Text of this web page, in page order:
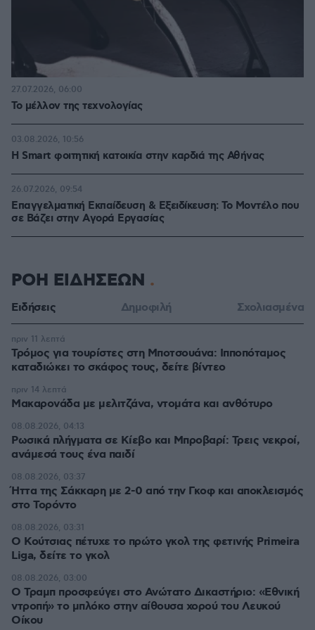
Το μέλλον της τεχνολογίας
27.07.2026, 06:00
Η Smart φοιτητική κατοικία στην καρδιά της Αθήνας
03.08.2026, 10:56
Επαγγελματική Εκπαίδευση & Εξειδίκευση: Το Mοντέλο που
σε Bάζει στην Aγορά Eργασίας
26.07.2026, 09:54
ΡΟΗ ΕΙΔΗΣΕΩΝ
Ειδήσεις Δημοφιλή Σχολιασμένα
Τρόμος για τουρίστες στη Μποτσουάνα: Ιπποπόταμος
καταδιώκει το σκάφος τους, δείτε βίντεο
πριν 11 λεπτά
Μακαρονάδα με μελιτζάνα, ντομάτα και ανθότυρο
πριν 14 λεπτά
Ρωσικά πλήγματα σε Κίεβο και Μπροβαρί: Τρεις νεκροί,
ανάμεσά τους ένα παιδί
08.08.2026, 04:13
Ήττα της Σάκκαρη με 2-0 από την Γκοφ και αποκλεισμός
στο Τορόντο
08.08.2026, 03:37
Ο Κούτσιας πέτυχε το πρώτο γκολ της φετινής Primeira
Liga, δείτε το γκολ
08.08.2026, 03:31
Ο Τραμπ προσφεύγει στο Ανώτατο Δικαστήριο: «Εθνική
ντροπή» το μπλόκο στην αίθουσα χορού του Λευκού
Οίκου
08.08.2026, 03:00